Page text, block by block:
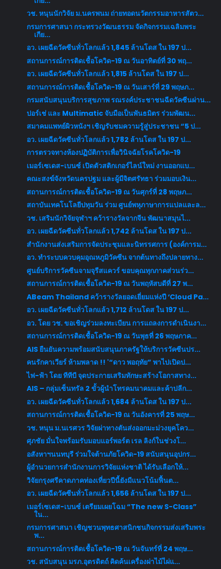
วช. หนุนนักวิจัย ม.นครพนม ถ่ายทอดนวัตกรรมอาหารสัตว...
กรมการศาสนา กระทรวงวัฒนธรรม จัดกิจกรรมเฉลิมพระ
เกีย...
อว. เผยฉีดวัคซีนทั่วโลกแล้ว 1,845 ล้านโดส ใน 197 ป...
สถานการณ์การติดเชื้อโควิด-19 ณ วันอาทิตย์ที่ 30 พฤ...
อว. เผยฉีดวัคซีนทั่วโลกแล้ว 1,815 ล้านโดส ใน 197 ป...
สถานการณ์การติดเชื้อโควิด-19 ณ วันเสาร์ที่ 29 พฤษภ...
กรมสนับสนุนบริการสุขภาพ รณรงค์ประชาชนฉีดวัคซีนผ่าน...
ปอร์เช่ และ Multimatic จับมือเป็นพันธมิตร ร่วมพัฒน...
สมาคมแพทย์ผิวหนังฯ เชิญรับชมความรู้สู่ประชาชน “5 ป...
อว. เผยฉีดวัคซีนทั่วโลกแล้ว 1,782 ล้านโดส ใน 197 ป...
การตรวจทางห้องปฏิบัติการเพื่อวินิจฉัยโรคโควิด-19
เมอร์เซเดส-เบนซ์ เปิดตัวสติกเกอร์ไลน์ใหม่ งานออกแบ...
คณะสงฆ์จังหวัดนครปฐม และผู้มีจิตศรัทธา ร่วมมอบเงิน...
สถานการณ์การติดเชื้อโควิด-19 ณ วันศุกร์ที่ 28 พฤษภ...
สถาบันเทคโนโลยีปทุมวัน ร่วม ศูนย์พหุภาษาการแปลและล...
วช. เสริมนักวิจัยจุฬาฯ คว้ารางวัลจากจีน พัฒนาสมุนไ...
อว. เผยฉีดวัคซีนทั่วโลกแล้ว 1,742 ล้านโดส ใน 197 ป...
สำนักงานส่งเสริมการจัดประชุมและนิทรรศการ (องค์การม...
อว. ทำระบบควบคุมอุณหภูมิวัคซีน จากต้นทางถึงปลายทาง...
ศูนย์บริการวัคซีนจามจุรีสแควร์ ขอบคุณทุกภาคส่วนร่ว...
สถานการณ์การติดเชื้อโควิด-19 ณ วันพฤหัสบดีที่ 27 พ...
ABeam Thailand คว้ารางวัลยอดเยี่ยมแห่งปี ‘Cloud Pa...
อว. เผยฉีดวัคซีนทั่วโลกแล้ว 1,712 ล้านโดส ใน 197 ป...
อว. โดย วช. ขอเชิญร่วมลงทะเบียน การแถลงการดำเนินงา...
สถานการณ์การติดเชื้อโควิด-19 ณ วันพุธที่ 26 พฤษภาค...
AIS ยืนยันความพร้อมสนับสนุนภาครัฐให้บริการวัคซีนปร...
คนรักคาเวียร์ ห้ามพลาด !! '“ดาว พอฤทัย” พาไปเปิดป...
ไฟ-ฟ้า โดย ทีทีบี จุดประกายเสริมทักษะสร้างโอกาสทาง...
AIS – กลุ่มเซ็นทรัล 2 ขั้วผู้นำโทรคมนาคมและค้าปลีก...
อว. เผยฉีดวัคซีนทั่วโลกแล้ว 1,684 ล้านโดส ใน 197 ป...
สถานการณ์การติดเชื้อโควิด-19 ณ วันอังคารที่ 25 พฤษ...
วช. หนุน ม.นเรศวร วิจัยผ่าทางตันส่งออกมะม่วงยุคโคว...
ศุภชัย มั่นใจพร้อมรับมอบแอร์พอร์ต เรล ลิงก์ในช่วงโ...
อสังหาฯนนทบุรี ร่วมใจต้านภัยโควิด-19 สนับสนุนอุปกร...
ผู้อำนวยการสำนักงานการวิจัยแห่งชาติ ได้รับเลือกให้...
วิจัยกรุงศรีคาดภาคท่องเที่ยวปีนี้ยังมีแนวโน้มฟื้นต...
อว. เผยฉีดวัคซีนทั่วโลกแล้ว 1,656 ล้านโดส ใน 197 ป...
เมอร์เซเดส-เบนซ์ เตรียมเผยโฉม “The new S-Class”
ใน...
กรมการศาสนา เชิญชวนพุทธศาสนิกชนกิจกรรมส่งเสริมพระ
พ...
สถานการณ์การติดเชื้อโควิด-19 ณ วันจันทร์ที่ 24 พฤษ...
วช. สนับสนุน มรภ.อุตรดิตถ์ คิดค้นเครื่องผ่าไม้ไผ่แ...